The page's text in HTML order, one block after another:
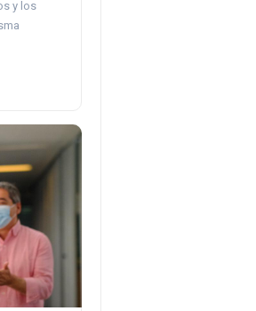
y los